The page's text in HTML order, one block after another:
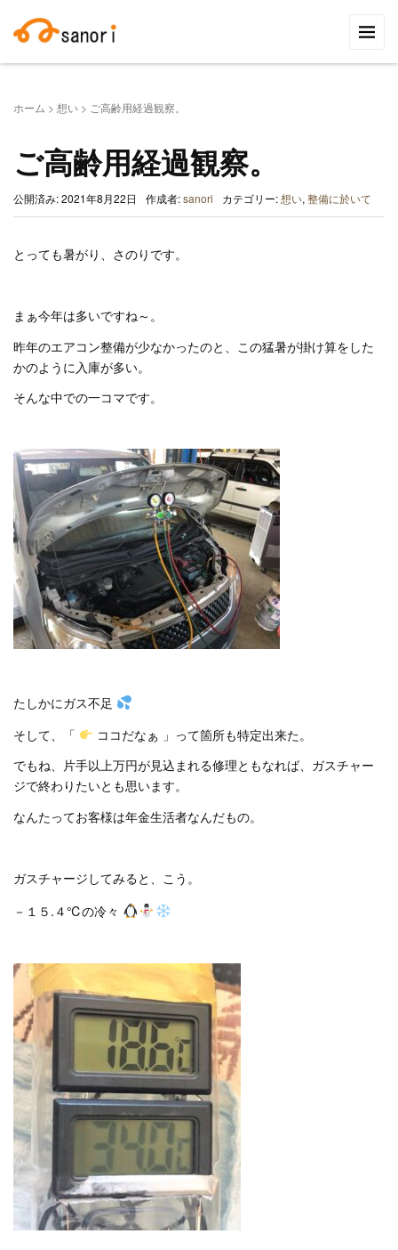
索:
ホーム > 想い > ご高齢用経過観察。
ご高齢用経過観察。
公開済み: 2021年8月22日 作成者:sanori カテゴリー:想い, 整備に於いて
とっても暑がり、さのりです。
まぁ今年は多いですね～。
昨年のエアコン整備が少なかったのと、この猛暑が掛け算をした
かのように入庫が多い。
そんな中での一コマです。
たしかにガス不足
そして、「
ココだなぁ 」って箇所も特定出来た。
でもね、片手以上万円が見込まれる修理ともなれば、ガスチャー
ジで終わりたいとも思います。
なんたってお客様は年金生活者なんだもの。
ガスチャージしてみると、こう。
－１５.４℃の冷々